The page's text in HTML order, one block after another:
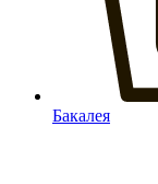
Бакалея